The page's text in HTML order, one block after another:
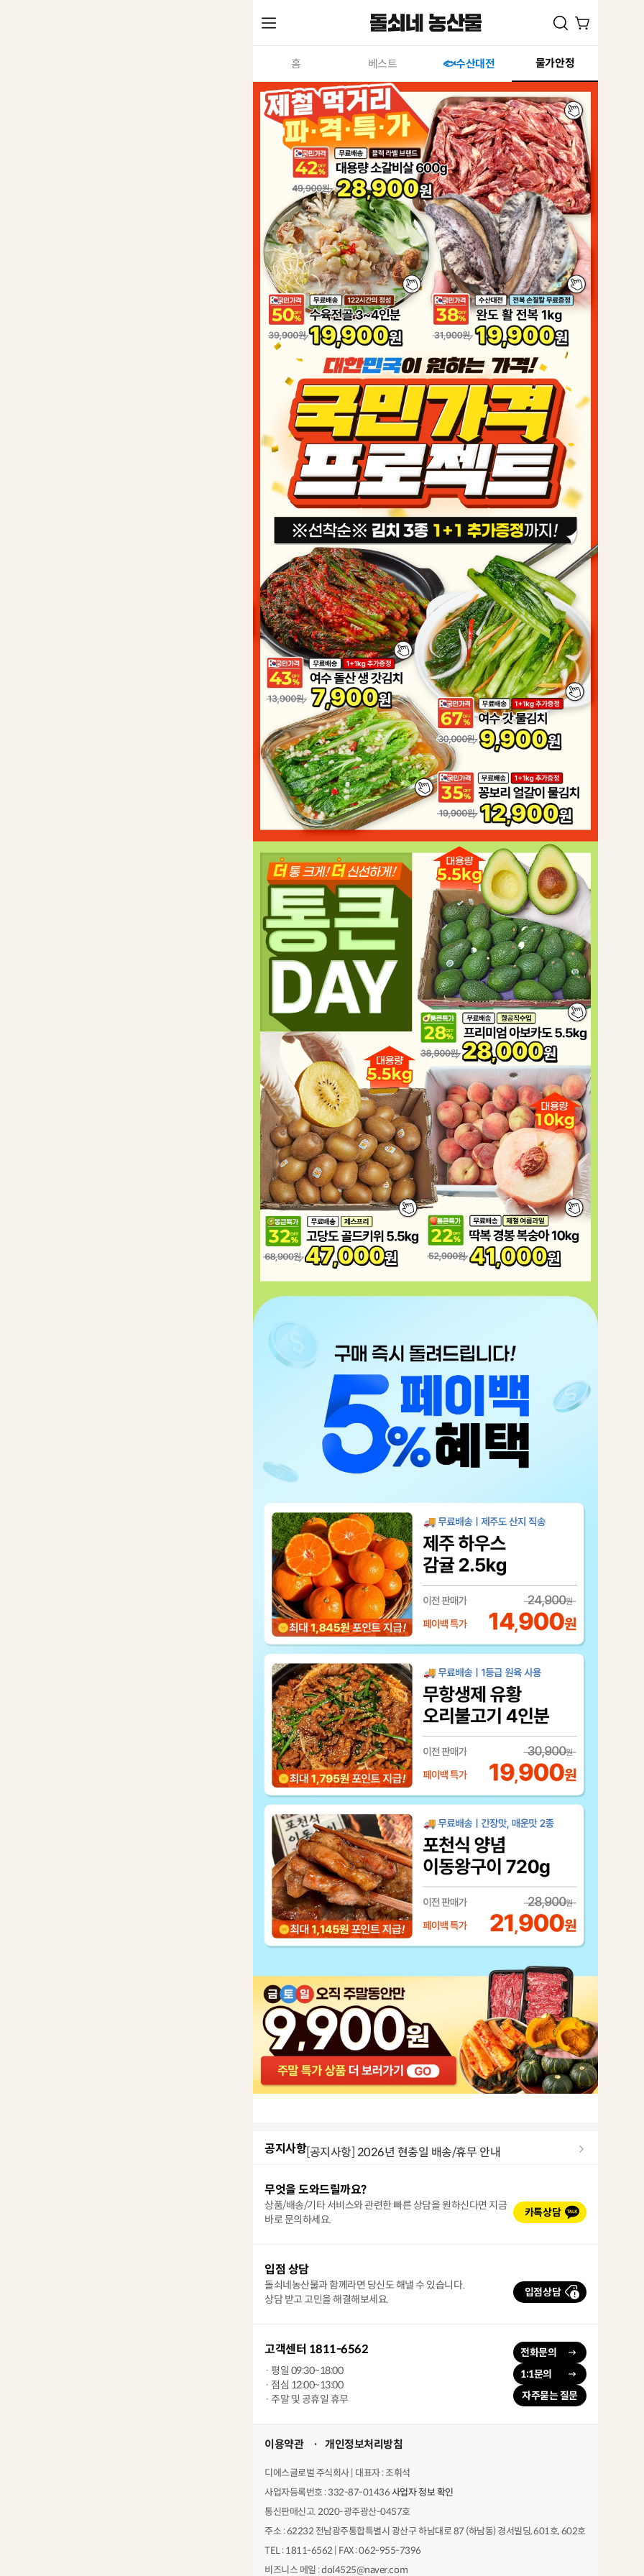
뉴
홈 베스트 🐟수산대전 물가안정
공지사항[공지사항] 2026년 현충일 배송/휴무 안내
무엇을 도와드릴까요?
상품/배송/기타 서비스와 관련한 빠른 상담을 원하신다면 지금
바로 문의하세요.
카톡상담
입점 상담
돌쇠네농산물과 함께라면 당신도 해낼 수 있습니다.
상담 받고 고민을 해결해보세요.
입점상담
고객센터 1811-6562
· 평일 09:30~18:00
· 점심 12:00~13:00
· 주말 및 공휴일 휴무
전화문의
1:1문의
자주묻는 질문
이용약관 개인정보처리방침
디에스글로벌 주식회사 | 대표자 : 조휘석
사업자등록번호 : 332-87-01436사업자 정보 확인
통신판매신고. 2020-광주광산-0457호
주소 : 62232 전남광주통합특별시 광산구 하남대로 87 (하남동) 경서빌딩, 601호, 602호
TEL : 1811-6562 | FAX : 062-955-7396
비즈니스 메일 : dol4525@naver.com